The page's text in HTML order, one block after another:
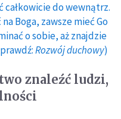
całkowicie do wewnątrz.
Boga, zawsze mieć Go
o sobie, aż znajdzie
Rozwój duchowy)
znaleźć ludzi,